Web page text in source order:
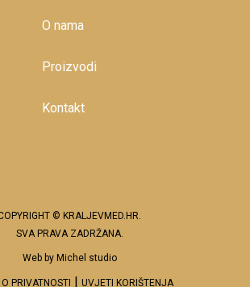
O nama
Proizvodi
Kontakt
© KRALJEVMED.HR.
SVA PRAVA ZADRŽANA.
Web by Michel studio
PRIVATNOSTI | UVJETI KORIŠTENJA